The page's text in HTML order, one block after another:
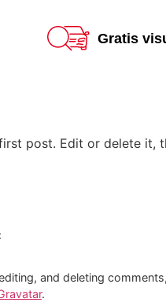
Gratis
post. Edit or delete it,
and deleting
.